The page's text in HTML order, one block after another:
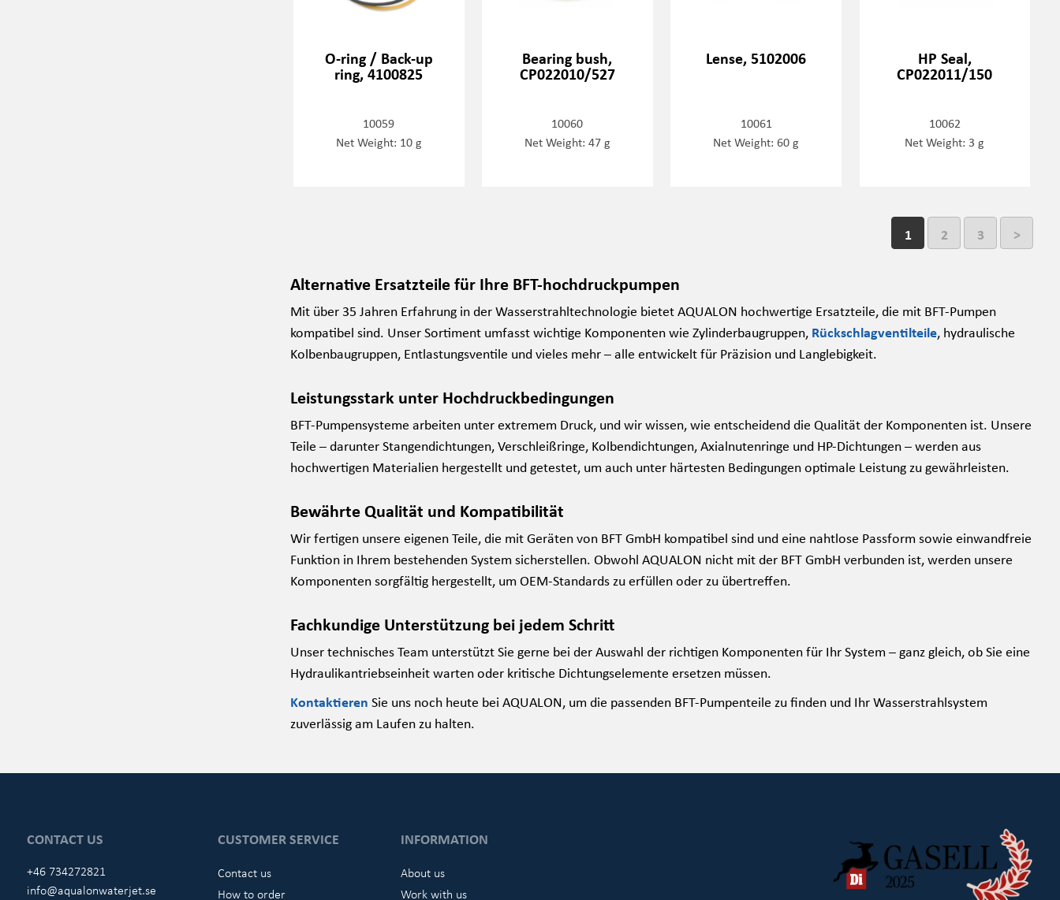
O-ring / Back-up
ring, 4100825
10059
Net Weight: 10 g
Bearing bush,
CP022010/527
10060
Net Weight: 47 g
Lense, 5102006
10061
Net Weight: 60 g
HP Seal,
CP022011/150
10062
Net Weight: 3 g
1 2 3 >
Alternative Ersatzteile für Ihre BFT-hochdruckpumpen
Mit über 35 Jahren Erfahrung in der Wasserstrahltechnologie bietet AQUALON hochwertige Ersatzteile, die mit BFT-Pumpen
kompatibel sind. Unser Sortiment umfasst wichtige Komponenten wie Zylinderbaugruppen, Rückschlagventilteile, hydraulische
Kolbenbaugruppen, Entlastungsventile und vieles mehr – alle entwickelt für Präzision und Langlebigkeit.
Leistungsstark unter Hochdruckbedingungen
BFT-Pumpensysteme arbeiten unter extremem Druck, und wir wissen, wie entscheidend die Qualität der Komponenten ist. Unsere
Teile – darunter Stangendichtungen, Verschleißringe, Kolbendichtungen, Axialnutenringe und HP-Dichtungen – werden aus
hochwertigen Materialien hergestellt und getestet, um auch unter härtesten Bedingungen optimale Leistung zu gewährleisten.
Bewährte Qualität und Kompatibilität
Wir fertigen unsere eigenen Teile, die mit Geräten von BFT GmbH kompatibel sind und eine nahtlose Passform sowie einwandfreie
Funktion in Ihrem bestehenden System sicherstellen. Obwohl AQUALON nicht mit der BFT GmbH verbunden ist, werden unsere
Komponenten sorgfältig hergestellt, um OEM-Standards zu erfüllen oder zu übertreffen.
Fachkundige Unterstützung bei jedem Schritt
Unser technisches Team unterstützt Sie gerne bei der Auswahl der richtigen Komponenten für Ihr System – ganz gleich, ob Sie eine
Hydraulikantriebseinheit warten oder kritische Dichtungselemente ersetzen müssen.
Kontaktieren Sie uns noch heute bei AQUALON, um die passenden BFT-Pumpenteile zu finden und Ihr Wasserstrahlsystem
zuverlässig am Laufen zu halten.
CONTACT US
+46 734272821
info@aqualonwaterjet.se
CUSTOMER SERVICE
Contact us
How to order
INFORMATION
About us
Work with us